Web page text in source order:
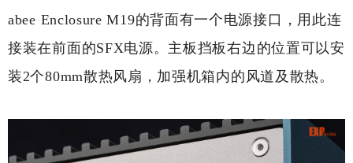
abee Enclosure M19的背面有一个电源接口，用此连
接装在前面的SFX电源。主板挡板右边的位置可以安
装2个80mm散热风扇，加强机箱内的风道及散热。